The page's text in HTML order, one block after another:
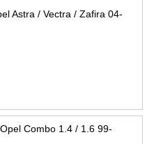
Astra / Vectra / Zafira 04-